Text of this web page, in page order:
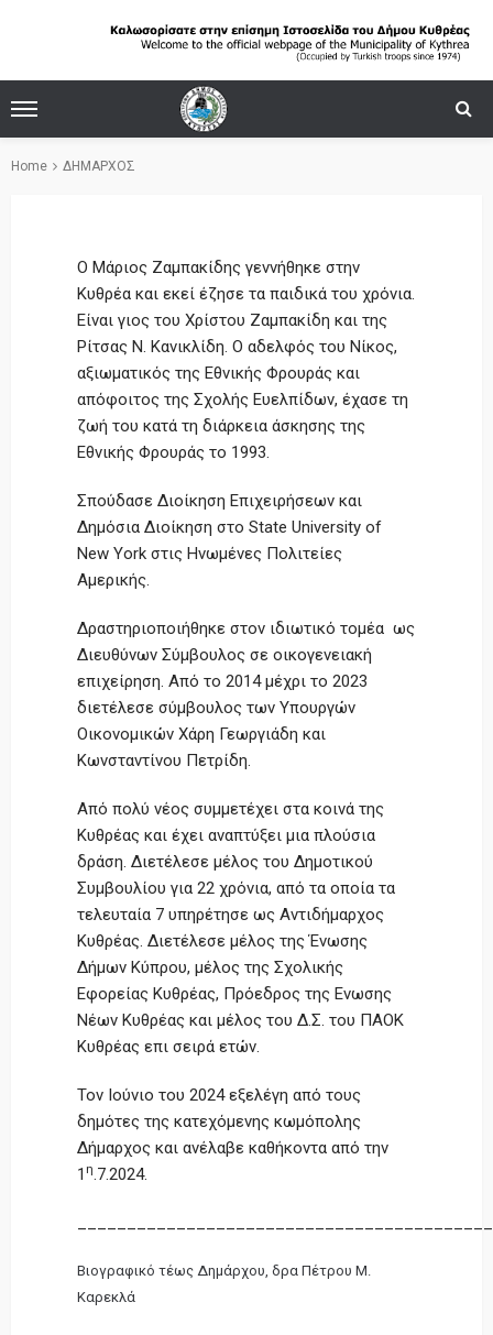
Home ΔΗΜΑΡΧΟΣ
Ο Μάριος Ζαμπακίδης γεννήθηκε στην
Κυθρέα και εκεί έζησε τα παιδικά του χρόνια.
Είναι γιος του Χρίστου Ζαμπακίδη και της
Ρίτσας Ν. Κανικλίδη. Ο αδελφός του Νίκος,
αξιωματικός της Εθνικής Φρουράς και
απόφοιτος της Σχολής Ευελπίδων, έχασε τη
ζωή του κατά τη διάρκεια άσκησης της
Εθνικής Φρουράς το 1993.
Σπούδασε Διοίκηση Επιχειρήσεων και
Δημόσια Διοίκηση στο State University of
New York στις Ηνωμένες Πολιτείες
Αμερικής.
Δραστηριοποιήθηκε στον ιδιωτικό τομέα ως
Διευθύνων Σύμβουλος σε οικογενειακή
επιχείρηση. Από το 2014 μέχρι το 2023
διετέλεσε σύμβουλος των Υπουργών
Οικονομικών Χάρη Γεωργιάδη και
Κωνσταντίνου Πετρίδη.
Από πολύ νέος συμμετέχει στα κοινά της
Κυθρέας και έχει αναπτύξει μια πλούσια
δράση. Διετέλεσε μέλος του Δημοτικού
Συμβουλίου για 22 χρόνια, από τα οποία τα
τελευταία 7 υπηρέτησε ως Αντιδήμαρχος
Κυθρέας. Διετέλεσε μέλος της Ένωσης
Δήμων Κύπρου, μέλος της Σχολικής
Εφορείας Κυθρέας, Πρόεδρος της Ενωσης
Νέων Κυθρέας και μέλος του Δ.Σ. του ΠΑΟΚ
Κυθρέας επι σειρά ετών.
Τον Ιούνιο του 2024 εξελέγη από τους
δημότες της κατεχόμενης κωμόπολης
Δήμαρχος και ανέλαβε καθήκοντα από την
1 η.7.2024.
Βιογραφικό τέως Δημάρχου, δρα Πέτρου Μ.
Καρεκλά